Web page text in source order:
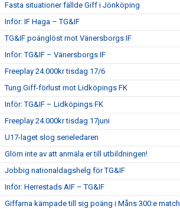
Fasta situationer fällde Giff i Jönköping
Inför: IF Haga – TG&IF
TG&IF poänglöst mot Vänersborgs IF
Inför: TG&IF – Vänersborgs IF
Freeplay 24.000kr tisdag 17/6
Tung Giff-förlust mot Lidköpings FK
Inför: TG&IF – Lidköpings FK
Freeplay 24.000kr tisdag 17juni
U17-laget slog serieledaren
Glöm inte av att anmäla er till utbildningen!
Jobbig nationaldagshelg för TG&IF
Inför: Herrestads AIF – TG&IF
Giffarna kämpade till sig poäng i Måns 300:e match